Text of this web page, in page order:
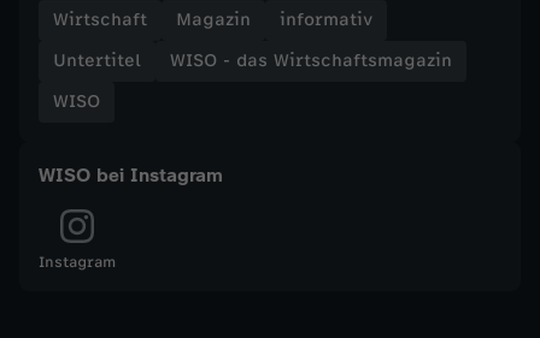
a
f
s
m
Wirtschaft Magazin
informativ
Untertitel
WISO - das Wirtschaftsmagazin
WISO
WISO bei Instagram
Instagram